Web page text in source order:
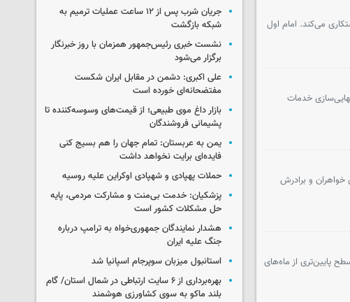
می‌کند. امام اول
خدمات
و برادرش
پایین‌تری از ماه‌های
جریان شرب پس از ۱۲ ساعت عملیات ترمیم به
شبکه بازگشت
نشست خبری رئیس‌جمهور همزمان با روز خبرنگار
برگزار می‌شود
علی اکبری: دشمن در مقابل ایران شکست
مفتضحانه‌ای خورده است
بازار داغ موی طبیعی؛ از قیمت‌های وسوسه‌کننده تا
پشیمانی فروشندگان
یمن به عربستان: تمام جهان را هم بسیج کنی
فایده‌ای برایت نخواهد داشت
حملات پهپادی و شهپادی اوکراین علیه روسیه
پزشکیان: خدمت بی‌منت و مشارکت مردمی، پایه
حل مشکلات کشور است
هشدار نمایندگان جمهوری‌خواه به ترامپ درباره
جنگ علیه ایران
استانبول میزبان سوپرجام اسپانیا شد
بهره‌برداری از ۶ سایت ارتباطی در شمال استان/ گام
بلند ماکو به سوی کشاورزی هوشمند